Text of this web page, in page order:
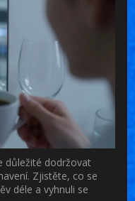
důležité dodržovat
Zjistěte, co se
déle a vyhnuli se